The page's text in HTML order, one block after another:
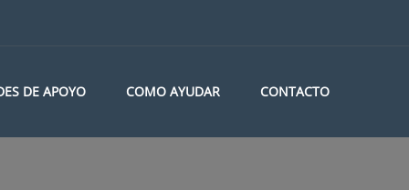
DE APOYO COMO AYUDAR CONTACTO